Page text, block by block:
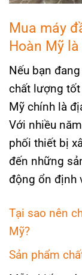
Mua máy
Hoàn Mỹ
Nếu bạn
chất lượng
Mỹ chính là
Với nhiều
phối thiết bị
đến những
động ổn định
Tại sao nên
Mỹ?
Sản phẩm